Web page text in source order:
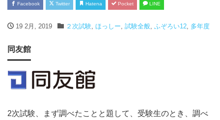
Facebook Twitter Hatena Pocket LINE
19 2月, 2019 ２次試験, ほっしー 試験全般, ふぞろい12, 多年度
同友館
2次試験、まず調べたことと題して、受験生のとき、調べ